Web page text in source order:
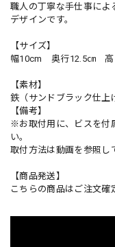
職人の丁寧な手仕事によ
デザインです。
【サイズ】
幅10cm 奥行12.5㎝
【素材】
鉄（サンドブラック仕上
【備考】
※お取付用に、ビスを付
い。
取付方法は動画を参照し
【商品発送】
こちらの商品はご注文確